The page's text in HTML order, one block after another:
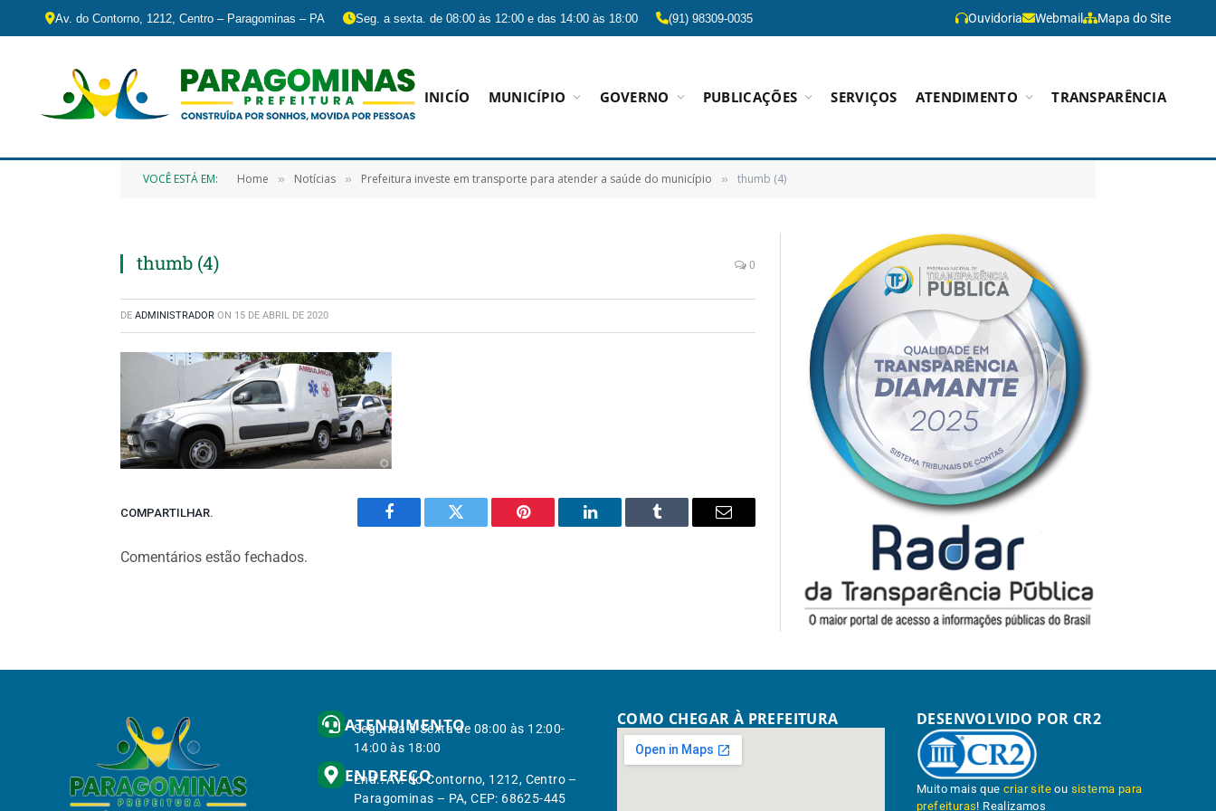
Av. do Contorno, 1212, Centro – Paragominas – PA Seg. a sexta. de 08:00 às 12:00 e das 14:00 às 18:00 (91) 98309-0035 Ouvidoria Webmail Mapa do Site
INICÍO MUNICÍPIO GOVERNO PUBLICAÇÕES SERVIÇOS ATENDIMENTO TRANSPARÊNCIA
VOCÊ ESTÁ EM: Home » Notícias » Prefeitura investe em transporte para atender a saúde do município » thumb (4)
thumb (4) 0
DE ADMINISTRADOR ON 15 DE ABRIL DE 2020
COMPARTILHAR.
Facebook Twitter Pinterest LinkedIn Tumblr Email
Comentários estão fechados.
ATENDIMENTO
Segunda à Sexta de 08:00 às 12:00-
14:00 às 18:00
ENDEREÇO
End.: Av. do Contorno, 1212, Centro –
Paragominas – PA, CEP: 68625-445
COMO CHEGAR À PREFEITURA DESENVOLVIDO POR CR2
Muito mais quecriar site ou sistema para
prefeituras! Realizamos